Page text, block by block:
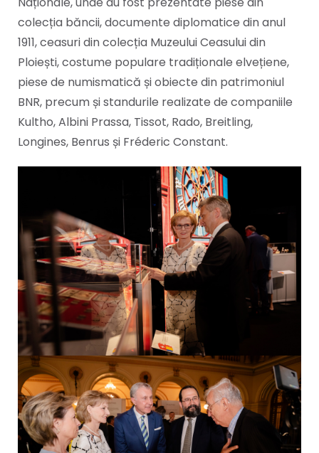
colecția băncii, documente diplomatice din anul
1911, ceasuri din colecția Muzeului Ceasului din
Ploiești, costume populare tradiționale elvețiene,
piese de numismatică și obiecte din patrimoniul
BNR, precum și standurile realizate de companiile
Kultho, Albini Prassa, Tissot, Rado, Breitling,
Longines, Benrus și Fréderic Constant.